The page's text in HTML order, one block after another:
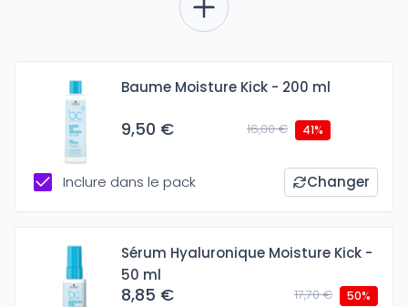
Baume Moisture Kick - 200 ml
9,50 € 16,00 € 41%
Inclure dans le pack Changer
Sérum Hyaluronique Moisture Kick -
50 ml
8,85 € 17,70 € 50%